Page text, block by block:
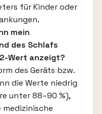
für Kinder oder
mein
des Schlafs
Wert anzeigt?
des Geräts bzw.
die Werte niedrig
unter 88–90 %),